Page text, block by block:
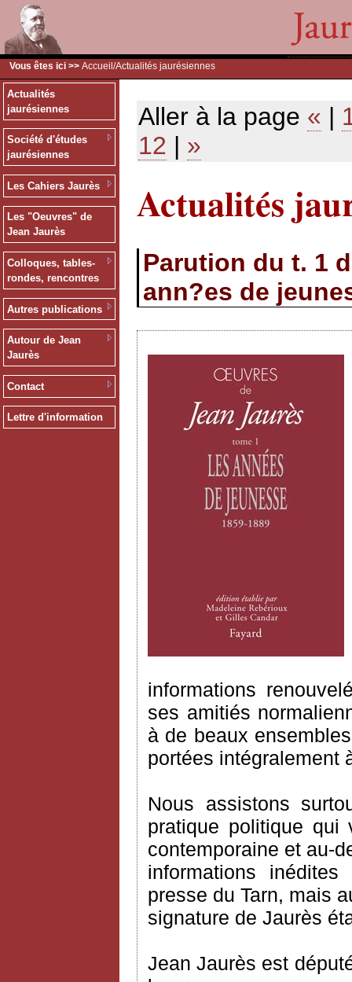
Vous êtes ici >> Accueil /Actualités jaurésiennes
Actualités
jaurésiennes
Société d'études
jaurésiennes
Les Cahiers Jaurès
Les "Oeuvres" de
Jean Jaurès
Colloques, tables-
rondes, rencontres
Autres publications
Autour de Jean
Jaurès
Contact
Lettre d'information
Aller à la page « |
12 | »
Actualités
Parution du t. 1
ann?es de
informations
ses amitiés
à de beaux
portées intégralement
Nous assistons
pratique politique qui
contemporaine et au-
informations
presse du Tarn, mais
signature de Jaurès
Jean Jaurès est